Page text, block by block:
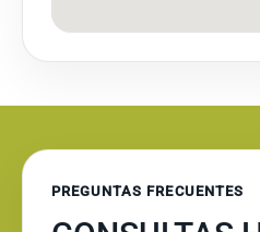
PREGUNTAS FRECUENTES